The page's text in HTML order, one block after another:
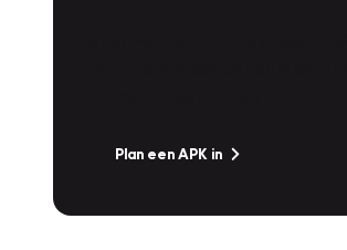
Plan een APK in